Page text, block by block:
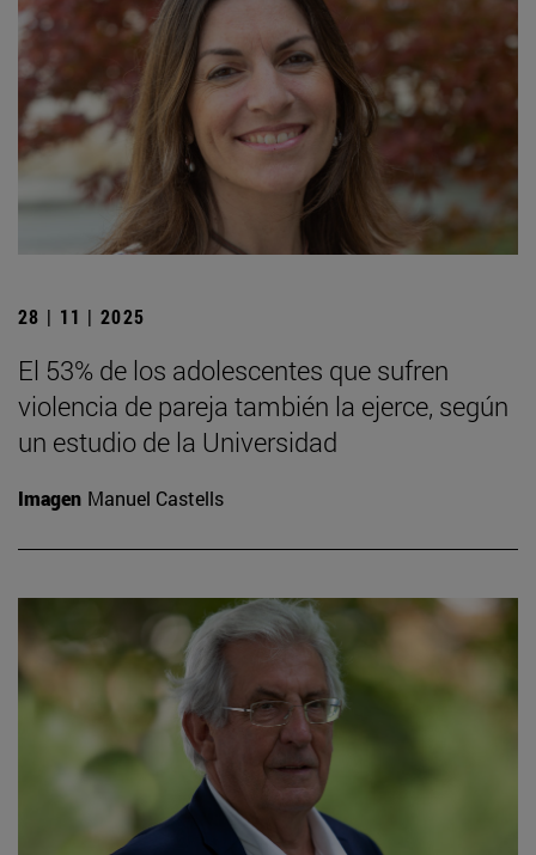
28 | 11 | 2025
El 53% de los adolescentes que sufren
violencia de pareja también la ejerce, según
un estudio de la Universidad
Imagen Manuel Castells